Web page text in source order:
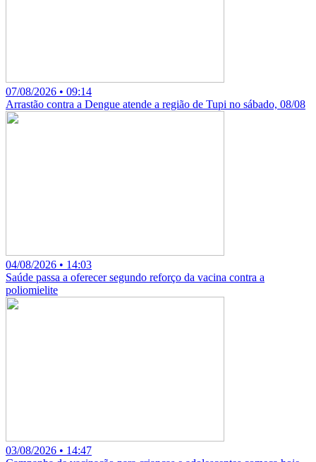
07/08/2026 • 09:14
Arrastão contra a Dengue atende a região de Tupi no sábado, 08/08
04/08/2026 • 14:03
Saúde passa a oferecer segundo reforço da vacina contra a
poliomielite
03/08/2026 • 14:47